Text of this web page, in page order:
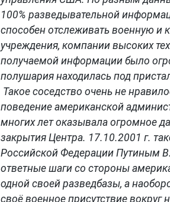
100% разведывательной
способен отслеживать военную
учреждения, компании высоких
получаемой информации было
полушария находилась под
Такое соседство очень не
поведение американской
многих лет оказывала огромное
закрытия Центра. 17.10.2001 г.
Российской Федерации Путиным
ответные шаги со стороны
одной своей разведбазы, а
своё военное присутствие